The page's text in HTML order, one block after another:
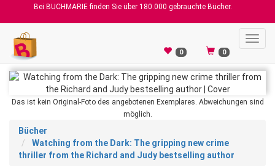
Bei BUCHMARIE finden Sie über 180.000 gebrauchte Bücher.
0 0
Das ist kein Original-Foto des angebotenen Exemplares. Abweichungen sind
möglich.
Bücher
Watching from the Dark: The gripping new crime
thriller from the Richard and Judy bestselling author